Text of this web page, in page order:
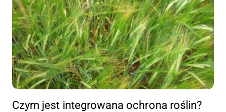
Czym jest integrowana ochrona roślin?